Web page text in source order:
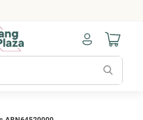
Naar